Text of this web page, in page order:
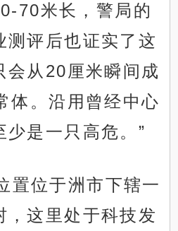
70米长，警局的
测评后也证实了这
会从20厘米瞬间成
体。沿用曾经中心
是一只高危。”
置位于洲市下辖一
，这里处于科技发